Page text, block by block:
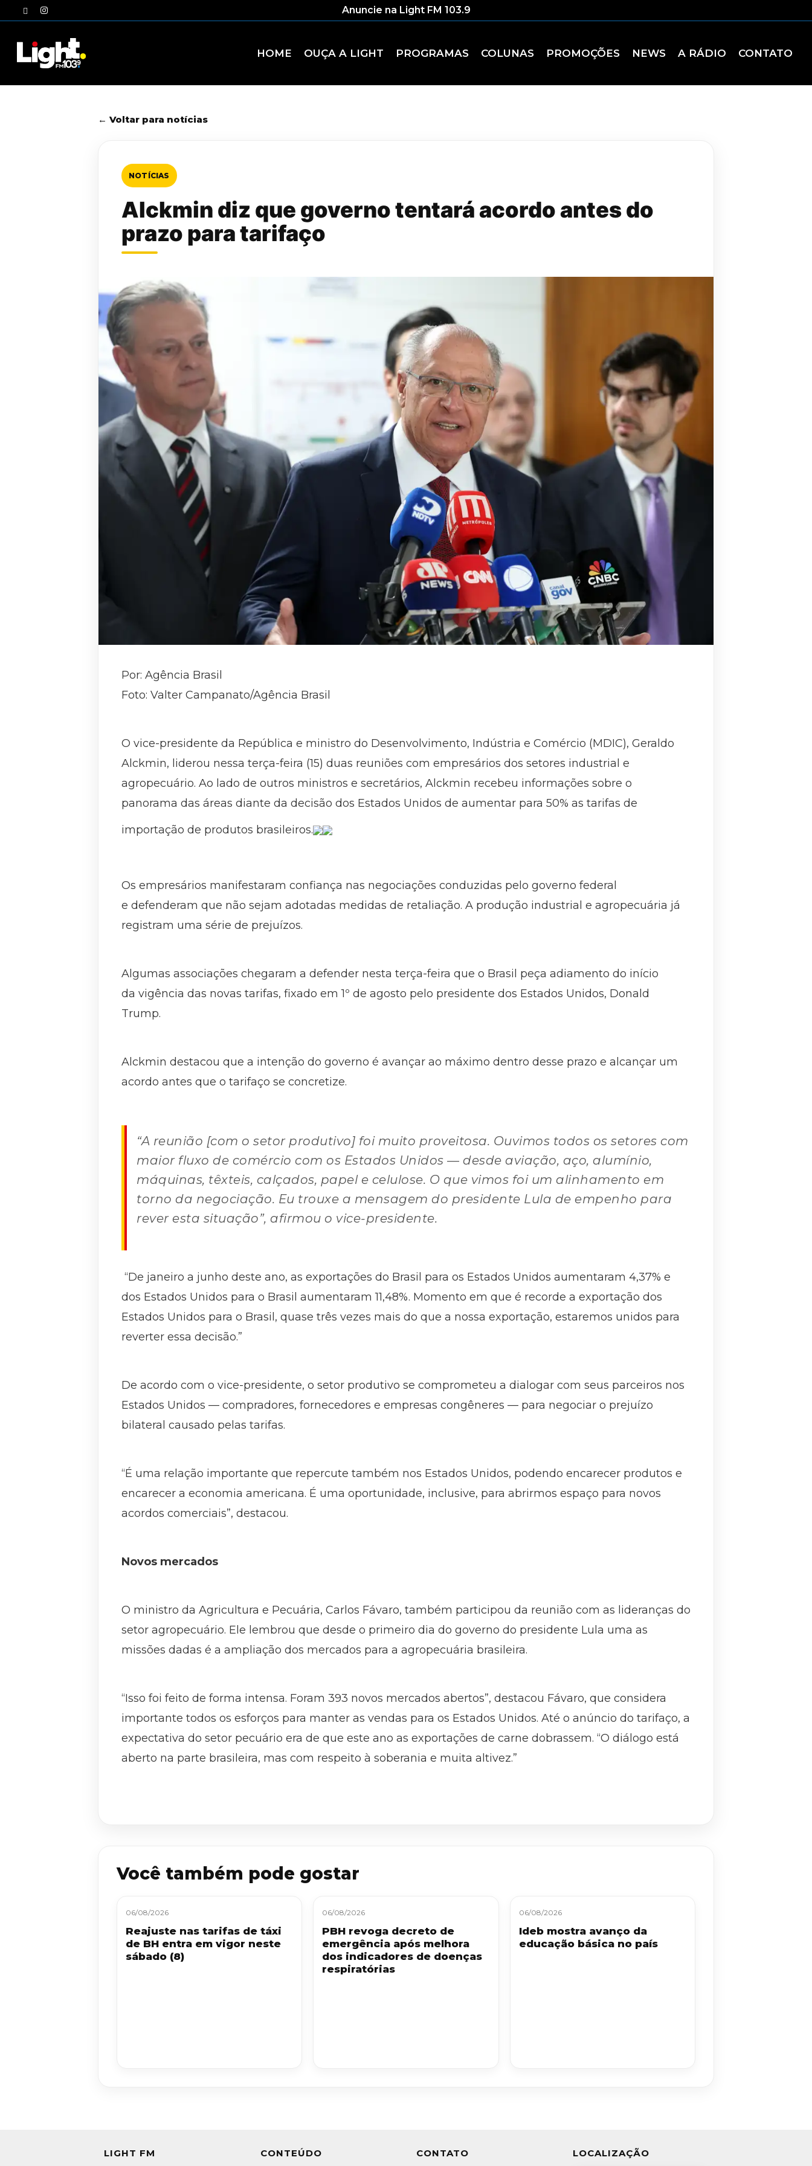
to
twitterinstagram Anuncie na Light FM 103.9
HOME OUÇA A LIGHT PROGRAMAS COLUNAS PROMOÇÕES NEWS A RÁDIO CONTATO
← Voltar para notícias
NOTÍCIAS
Alckmin diz que governo tentará acordo antes do
prazo para tarifaço
Por: Agência Brasil
Foto: Valter Campanato/Agência Brasil
O vice-presidente da República e ministro do Desenvolvimento, Indústria e Comércio (MDIC), Geraldo
Alckmin, liderou nessa terça-feira (15) duas reuniões com empresários dos setores industrial e
agropecuário. Ao lado de outros ministros e secretários, Alckmin recebeu informações sobre o
panorama das áreas diante da decisão dos Estados Unidos de aumentar para 50% as tarifas de
importação de produtos brasileiros.
Os empresários manifestaram confiança nas negociações conduzidas pelo governo federal
e defenderam que não sejam adotadas medidas de retaliação. A produção industrial e agropecuária já
registram uma série de prejuízos.
Algumas associações chegaram a defender nesta terça-feira que o Brasil peça adiamento do início
da vigência das novas tarifas, fixado em 1º de agosto pelo presidente dos Estados Unidos, Donald
Trump.
Alckmin destacou que a intenção do governo é avançar ao máximo dentro desse prazo e alcançar um
acordo antes que o tarifaço se concretize.
“A reunião [com o setor produtivo] foi muito proveitosa. Ouvimos todos os setores com
maior fluxo de comércio com os Estados Unidos — desde aviação, aço, alumínio,
máquinas, têxteis, calçados, papel e celulose. O que vimos foi um alinhamento em
torno da negociação. Eu trouxe a mensagem do presidente Lula de empenho para
rever esta situação”, afirmou o vice-presidente.
“De janeiro a junho deste ano, as exportações do Brasil para os Estados Unidos aumentaram 4,37% e
dos Estados Unidos para o Brasil aumentaram 11,48%. Momento em que é recorde a exportação dos
Estados Unidos para o Brasil, quase três vezes mais do que a nossa exportação, estaremos unidos para
reverter essa decisão.”
De acordo com o vice-presidente, o setor produtivo se comprometeu a dialogar com seus parceiros nos
Estados Unidos — compradores, fornecedores e empresas congêneres — para negociar o prejuízo
bilateral causado pelas tarifas.
“É uma relação importante que repercute também nos Estados Unidos, podendo encarecer produtos e
encarecer a economia americana. É uma oportunidade, inclusive, para abrirmos espaço para novos
acordos comerciais”, destacou.
Novos mercados
O ministro da Agricultura e Pecuária, Carlos Fávaro, também participou da reunião com as lideranças do
setor agropecuário. Ele lembrou que desde o primeiro dia do governo do presidente Lula uma as
missões dadas é a ampliação dos mercados para a agropecuária brasileira.
“Isso foi feito de forma intensa. Foram 393 novos mercados abertos”, destacou Fávaro, que considera
importante todos os esforços para manter as vendas para os Estados Unidos. Até o anúncio do tarifaço, a
expectativa do setor pecuário era de que este ano as exportações de carne dobrassem. “O diálogo está
aberto na parte brasileira, mas com respeito à soberania e muita altivez.”
Você também pode gostar
06/08/2026
Reajuste nas tarifas de táxi
de BH entra em vigor neste
sábado (8)
06/08/2026
PBH revoga decreto de
emergência após melhora
dos indicadores de doenças
respiratórias
06/08/2026
Ideb mostra avanço da
educação básica no país
LIGHT FM CONTEÚDO CONTATO LOCALIZAÇÃO